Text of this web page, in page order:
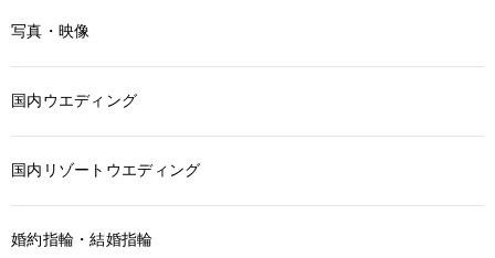
写真・映像
国内ウエディング
国内リゾートウエディング
婚約指輪・結婚指輪